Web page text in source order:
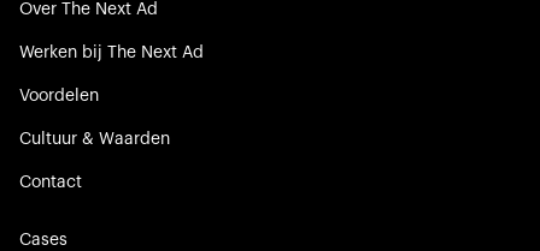
Over The Next Ad
Werken bij The Next Ad
Voordelen
Cultuur & Waarden
Contact
Cases